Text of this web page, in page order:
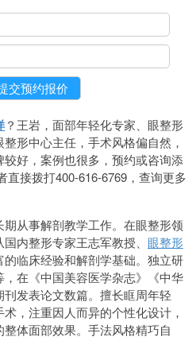
？王岩，面部年轻化专家、眼整形
形中心主任，手术风格偏自然，
好，案例也很多，预约或咨询添
直接拨打400-616-6769，查询更多
从事解剖教学工作。在眼整形领
内整形专家王志军教授、 眼整形
临床经验和解剖学基础。独立研
在《中国美容医学杂志》《中华
发表论文数篇。擅长眶周年轻
术，注重因人而异的个性化设计，
体面部效果。手法风格精巧自